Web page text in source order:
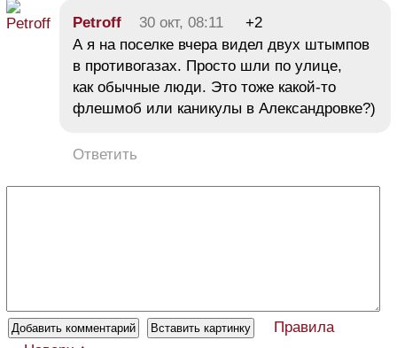
Petroff 30 окт, 08:11
+2
А я на поселке вчера видел двух штымпов
в противогазах. Просто шли по улице,
как обычные люди. Это тоже какой-то
флешмоб или каникулы в Александровке?)
Ответить
Правила